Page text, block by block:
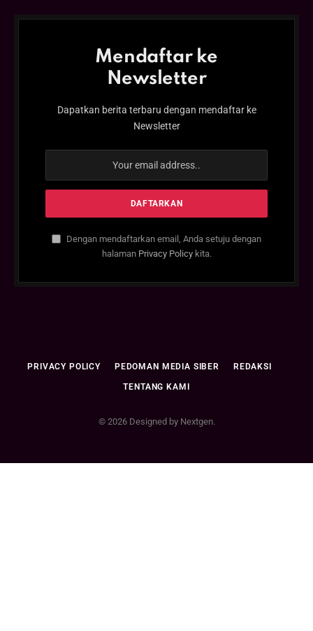
Mendaftar ke
Newsletter
Dapatkan berita terbaru dengan mendaftar ke
Newsletter
Dengan mendaftarkan email, Anda setuju dengan
halaman Privacy Policykita.
PRIVACY POLICY PEDOMAN MEDIA SIBER REDAKSI
TENTANG KAMI
© 2026 Designed by Nextgen.